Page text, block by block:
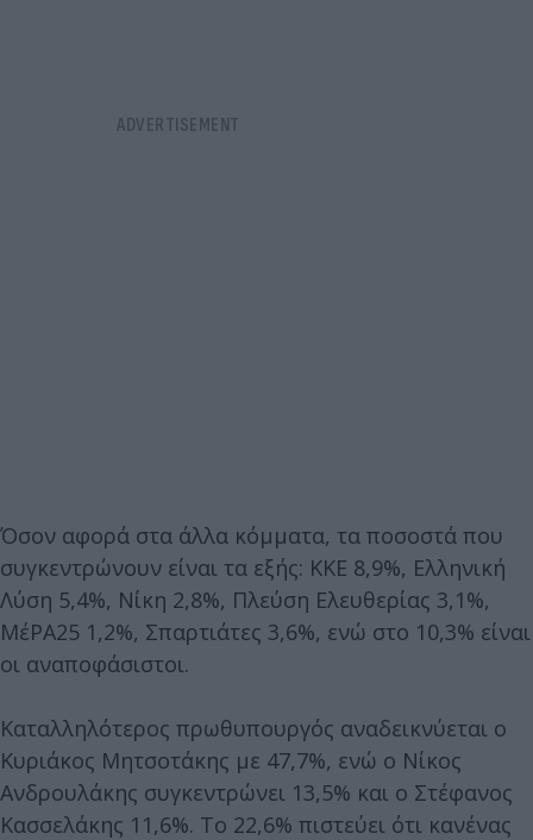
Όσον αφορά στα άλλα κόμματα, τα ποσοστά που
συγκεντρώνουν είναι τα εξής: ΚΚΕ 8,9%, Ελληνική
Λύση 5,4%, Νίκη 2,8%, Πλεύση Ελευθερίας 3,1%,
ΜέΡΑ25 1,2%, Σπαρτιάτες 3,6%, ενώ στο 10,3% είναι
οι αναποφάσιστοι.
Καταλληλότερος πρωθυπουργός αναδεικνύεται ο
Κυριάκος Μητσοτάκης με 47,7%, ενώ ο Νίκος
Ανδρουλάκης συγκεντρώνει 13,5% και ο Στέφανος
Κασσελάκης 11,6%. Το 22,6% πιστεύει ότι κανένας